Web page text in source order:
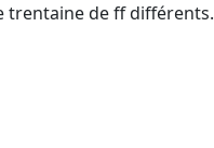
trentaine de ff différents.